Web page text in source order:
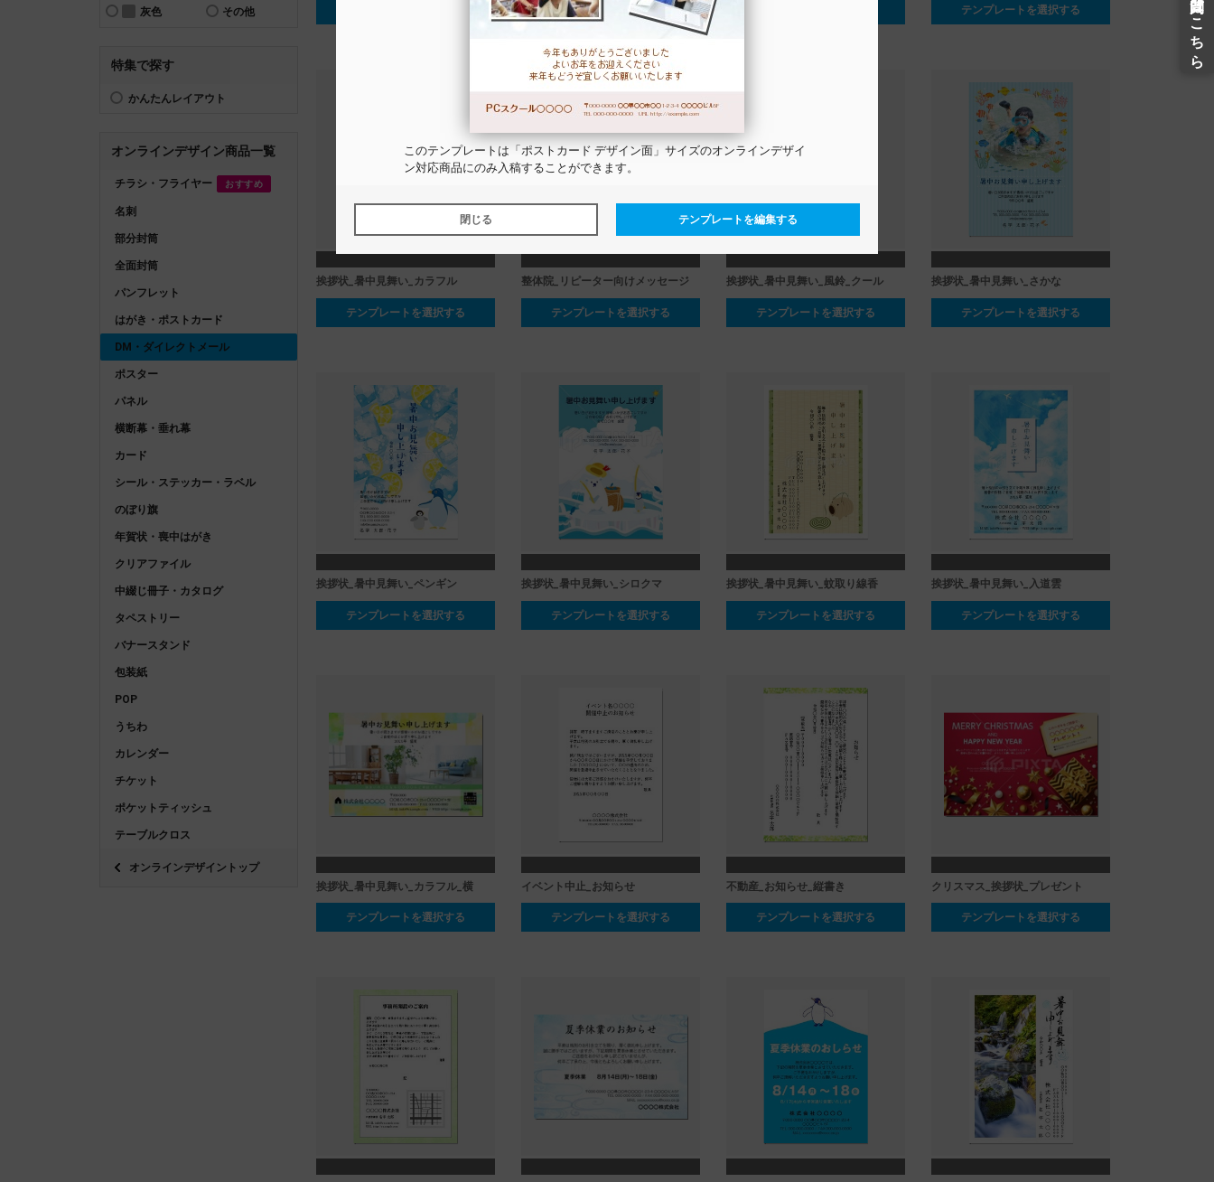
灰色 その他
特集で探す
かんたんレイアウト
オンラインデザイン商品一覧
チラシ・フライヤー おすすめ
名刺
部分封筒
全面封筒
パンフレット
はがき・ポストカード
DM・ダイレクトメール
ポスター
パネル
横断幕・垂れ幕
カード
シール・ステッカー・ラベル
のぼり旗
年賀状・喪中はがき
クリアファイル
中綴じ冊子・カタログ
タペストリー
バナースタンド
包装紙
POP
うちわ
カレンダー
チケット
ポケットティッシュ
テーブルクロス
オンラインデザイントップ
テンプレートを選択する テンプレートを選択する
挨拶状_暑中見舞い_カラフル
テンプレートを選択する
整体院_リピーター向けメッセージ
テンプレートを選択する
挨拶状_暑中見舞い_風鈴_クール
テンプレートを選択する
挨拶状_暑中見舞い_さかな
テンプレートを選択する
挨拶状_暑中見舞い_ペンギン
テンプレートを選択する
挨拶状_暑中見舞い_シロクマ
テンプレートを選択する
挨拶状_暑中見舞い_蚊取り線香
テンプレートを選択する
挨拶状_暑中見舞い_入道雲
テンプレートを選択する
挨拶状_暑中見舞い_カラフル_横
テンプレートを選択する
イベント中止_お知らせ
テンプレートを選択する
不動産_お知らせ_縦書き
テンプレートを選択する
クリスマス_挨拶状_プレゼント
テンプレートを選択する
このテンプレート は「ポストカード デザイン面」サイズのオンラインデザイ
ン対応商品にのみ入稿することができます。
閉じる テンプレートを編集する